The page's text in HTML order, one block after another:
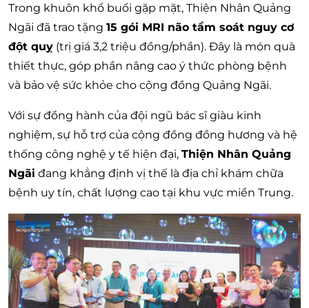
Trong khuôn khổ buổi gặp mặt, Thiện Nhân Quảng
Ngãi đã trao tặng 15 gói MRI não tầm soát nguy cơ
đột quỵ (trị giá 3,2 triệu đồng/phần). Đây là món quà
thiết thực, góp phần nâng cao ý thức phòng bệnh
và bảo vệ sức khỏe cho cộng đồng Quảng Ngãi.
Với sự đồng hành của đội ngũ bác sĩ giàu kinh
nghiệm, sự hỗ trợ của cộng đồng đồng hương và hệ
thống công nghệ y tế hiện đại, Thiện Nhân Quảng
Ngãi đang khẳng định vị thế là địa chỉ khám chữa
bệnh uy tín, chất lượng cao tại khu vực miền Trung.